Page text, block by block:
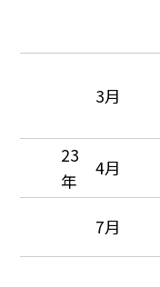
3月
23
年
4月
7月